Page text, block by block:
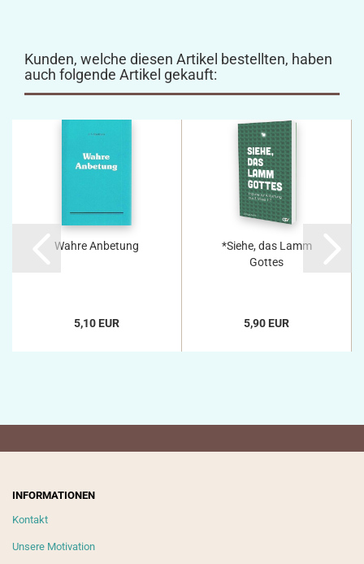
Kunden, welche diesen Artikel bestellten, haben
auch folgende Artikel gekauft:
Wahre Anbetung
5,10 EUR
*Siehe, das Lamm
Gottes
5,90 EUR
INFORMATIONEN
Kontakt
Unsere Motivation